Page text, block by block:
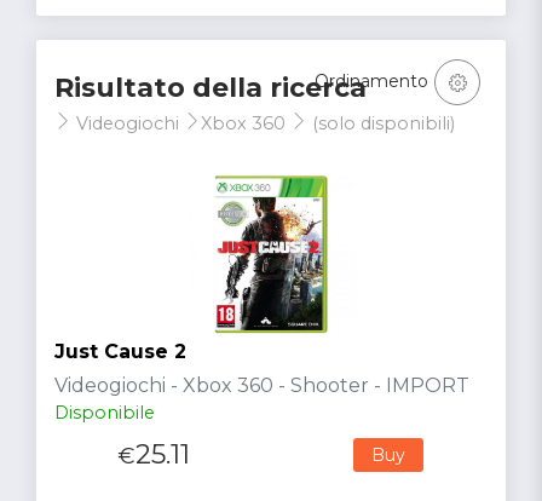
Risultato della ricerca
Videogiochi Xbox 360 (solo disponibili)
Ordinamento
Just Cause 2
Videogiochi - Xbox 360 - Shooter - IMPORT
Disponibile
€25.11 Buy